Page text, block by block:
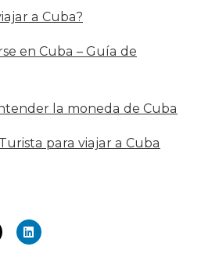
a Cuba?
en Cuba – Guía de
la moneda de Cuba
para viajar a Cuba